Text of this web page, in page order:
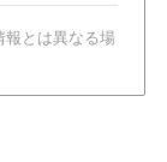
とは異なる場